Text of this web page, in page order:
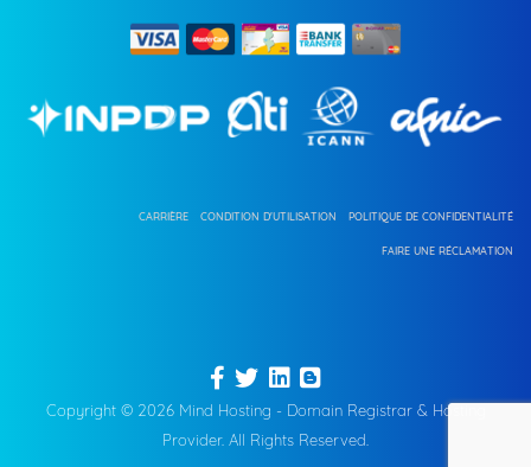
POLITIQUE DE CONFIDENTIALITÉ
CONDITION D'UTILISATION
CARRIÈRE
FAIRE UNE RÉCLAMATION
Copyright © 2026 Mind Hosting - Domain Registrar & Hosting
Provider. All Rights Reserved.